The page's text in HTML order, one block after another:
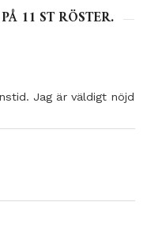
11 ST RÖSTER.
Jag är väldigt nöjd